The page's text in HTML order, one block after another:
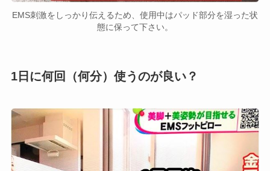
EMS刺激をしっかり伝えるため、使用中はパッド部分を湿った状
態に保って下さい。
1日に何回（何分）使うのが良い？